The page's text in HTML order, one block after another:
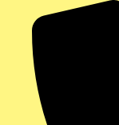
contenu